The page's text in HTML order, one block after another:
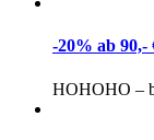
-20% ab
HOHOHO –